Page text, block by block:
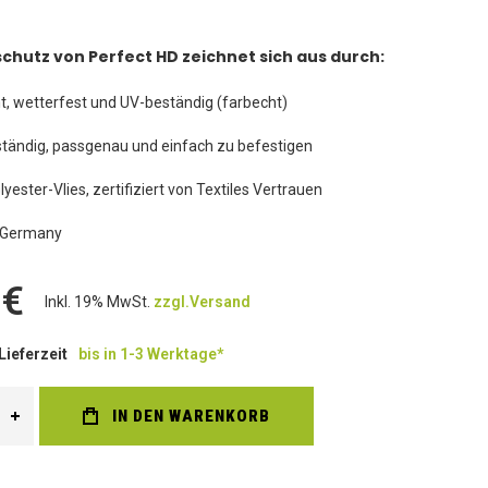
von Perfect HD zeichnet sich aus durch:
wetterfest und UV-beständig (farbecht)
passgenau und einfach zu befestigen
Vlies, zertifiziert von Textiles Vertrauen
Inkl. 19% MwSt. zzgl.Versand
Lieferzeit bis in 1-3 Werktage*
IN DEN WARENKORB